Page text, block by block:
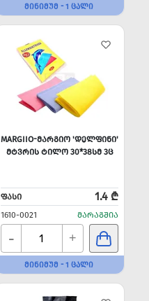
ᲛᲘᲜᲘᲛᲣᲛ - 1 ᲪᲐᲚᲘ
MARGIIO-ᲛᲐᲠᲒᲘᲝ 'ᲓᲔᲚᲤᲘᲜᲘ'
ᲛᲢᲕᲠᲘᲡ ᲢᲘᲚᲝ 30*38ᲡᲛ 3Ც
ᲤᲐᲡᲘ 1.4 ₾
1610-0021 ᲛᲐᲠᲐᲒᲨᲘᲐ
- +
ᲛᲘᲜᲘᲛᲣᲛ - 1 ᲪᲐᲚᲘ